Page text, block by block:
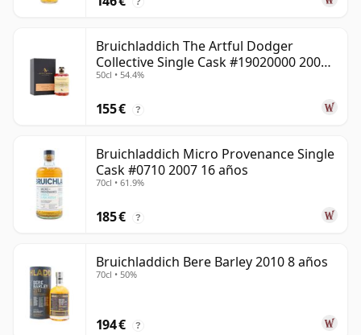
Bruichladdich The Artful Dodger
Collective Single Cask #19020000 2001
22 años
50cl • 54.4%
155 € ?
Bruichladdich Micro Provenance Single
Cask #0710 2007 16 años
70cl • 61.9%
185 € ?
Bruichladdich Bere Barley 2010 8 años
70cl • 50%
194 € ?